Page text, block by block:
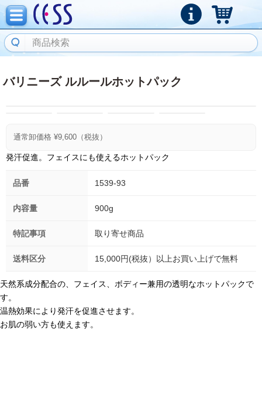
バリニーズ ルルールホットパック
通常卸価格 ¥9,600 （税抜）
発汗促進。フェイスにも使えるホットパック
品番 1539-93
内容量 900g
特記事項 取り寄せ商品
送料区分 15,000円(税抜）以上お買い上げで無料
天然系成分配合の、フェイス、ボディー兼用の透明なホットパックで
す。
温熱効果により発汗を促進させます。
お肌の弱い方も使えます。